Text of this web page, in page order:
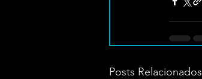
Posts Relacionados